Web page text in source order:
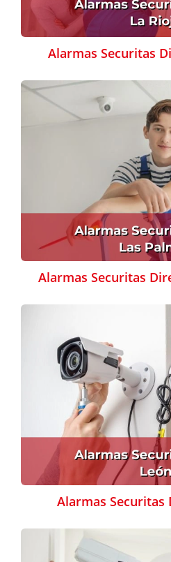
Alarmas Securitas
Alarmas Securitas
Alarmas Securitas